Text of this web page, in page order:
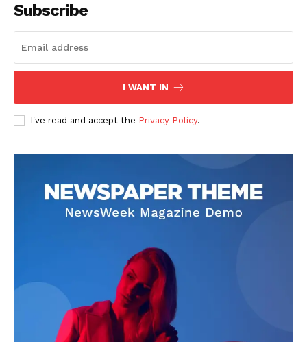
Contact us
Subscription Plans
My account
Subscribe
I WANT IN
I've read and accept the Privacy Policy.